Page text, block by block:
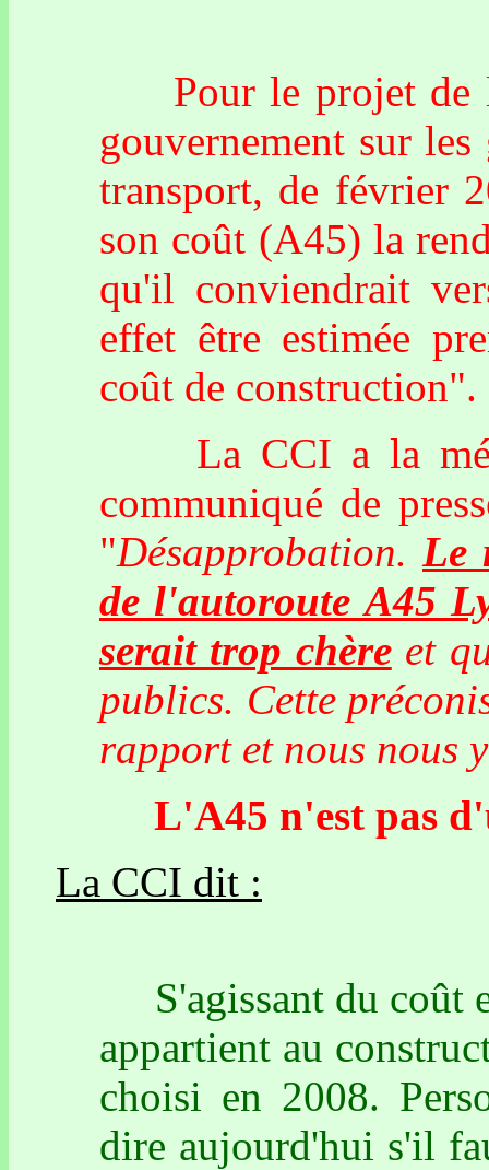
Pour le projet de
gouvernement sur
transport, de février
son coût (A45) la
qu'il conviendrait
effet être estimée
coût de construction".
La CCI a la
communiqué de
"Désapprobation. Le
de l'autoroute A45
serait trop chèreet
publics. Cette
rapport et nous nous
L'A45 n'est pas
La CCI dit :
S'agissant du coût
appartient au
choisi en 2008.
dire aujourd'hui s'il